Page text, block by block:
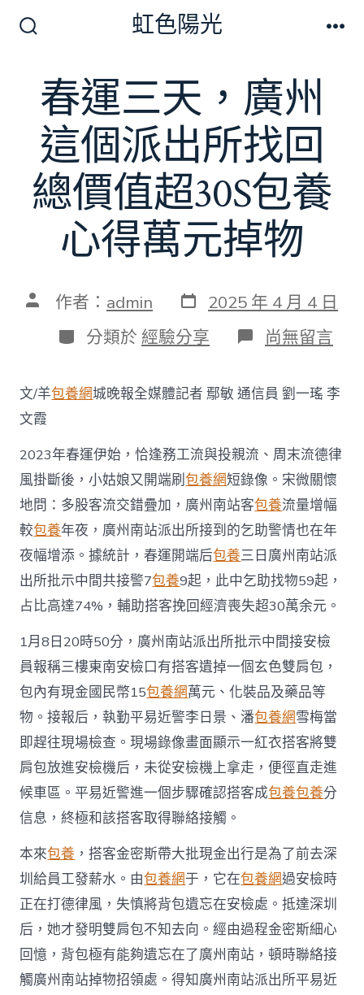
切
換
開
關
虹色陽光
春運三天，廣州
這個派出所找回
總價值超30S包養
心得萬元掉物
文 作者： admin 發
表
日
期
2025 年 4 月 4 日
分
類
分類於 經驗分享 在
〈春
三
天，
這
個
派
出
所
找
回
總
價
值
超
30S
包
養
心
得
萬
元
掉
物〉
中
尚無留言
文/羊包養網城晚報全媒體記者 鄢敏 通信員 劉一瑤 李
文霞
2023年春運伊始，恰逢務工流與投親流、周末流德律
風掛斷後，小姑娘又開端刷包養網短錄像。宋微關懷
地問：多股客流交錯疊加，廣州南站客包養流量增幅
較包養年夜，廣州南站派出所接到的乞助警情也在年
夜幅增添。據統計，春運開端后包養三日廣州南站派
出所批示中間共接警7包養9起，此中乞助找物59起，
占比高達74%，輔助搭客挽回經濟喪失超30萬余元。
1月8日20時50分，廣州南站派出所批示中間接安檢
員報稱三樓東南安檢口有搭客遺掉一個玄色雙肩包，
包內有現金國民幣15包養網萬元、化裝品及藥品等
物。接報后，執勤平易近警李日景、潘包養網雪梅當
即趕往現場檢查。現場錄像畫面顯示一紅衣搭客將雙
肩包放進安檢機后，未從安檢機上拿走，便徑直走進
候車區。平易近警進一個步驟確認搭客成包養包養分
信息，終極和該搭客取得聯絡接觸。
本來包養 ，搭客金密斯帶大批現金出行是為了前去深
圳給員工發薪水。由包養網于，它在包養網過安檢時
正在打德律風，失慎將背包遺忘在安檢處。抵達深圳
后，她才發明雙肩包不知去向。經由過程金密斯細心
回憶，背包極有能夠遺忘在了廣州南站，頓時聯絡接
觸廣州南站掉物招領處。得知廣州南站派出所平易近